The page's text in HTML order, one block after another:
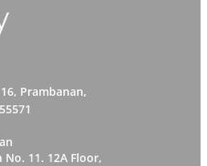
Prambanan,
No. 11. 12A Floor,